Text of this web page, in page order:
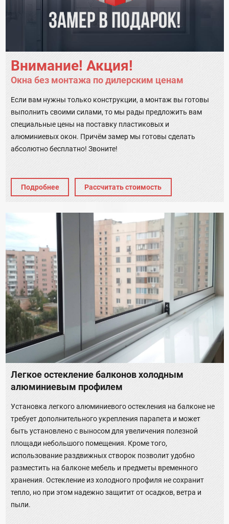
Внимание! Акция!
Окна без монтажа по дилерским ценам
Если вам нужны только конструкции, а монтаж вы готовы
выполнить своими силами, то мы рады предложить вам
специальные цены на поставку пластиковых и
алюминиевых окон. Причём замер мы готовы сделать
абсолютно бесплатно! Звоните!
Подробнее Рассчитать стоимость
Легкое остекление балконов холодным
алюминиевым профилем
Установка легкого алюминиевого остекления на балконе не
требует дополнительного укрепления парапета и может
быть установлено с выносом для увеличения полезной
площади небольшого помещения. Кроме того,
использование раздвижных створок позволит удобно
разместить на балконе мебель и предметы временного
хранения. Остекление из холодного профиля не сохранит
тепло, но при этом надежно защитит от осадков, ветра и
пыли.